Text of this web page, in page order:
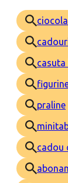
casuta
praline
cadou